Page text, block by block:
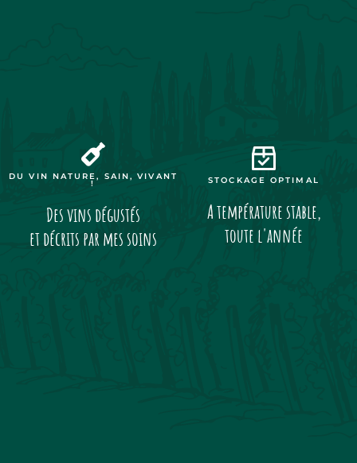
DU VIN NATURE, SAIN, VIVANT
!
Des vins dégustés
et décrits par mes soins
STOCKAGE OPTIMAL
A température stable,
toute l'année